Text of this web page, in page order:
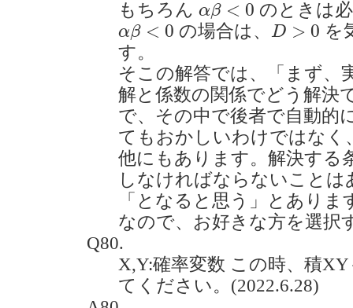
もちろん αβ < 0 のときは
αβ < 0
αβ<0 の場合は、D > 0
D>0
を
す。
そこの解答では、「まず、
解と係数の関係でどう解決
で、その中で後者で自動的
てもおかしいわけではなく
他にもあります。解決する
しなければならないことは
「となると思う」とあり
なので、お好きな方を選択
Q80.
X,Y:確率変数 この時、積
てください。(2022.6.28)